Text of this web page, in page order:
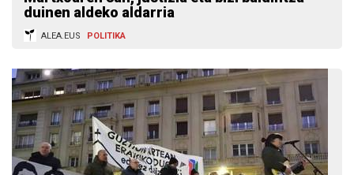
duinen aldeko aldarria
ALEA.EUS POLITIKA